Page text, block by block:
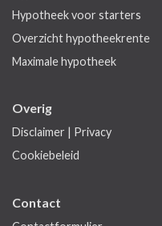
Hypotheek voor starters
Overzicht hypotheekrente
Maximale hypotheek
Overig
Disclaimer | Privacy
Cookiebeleid
Contact